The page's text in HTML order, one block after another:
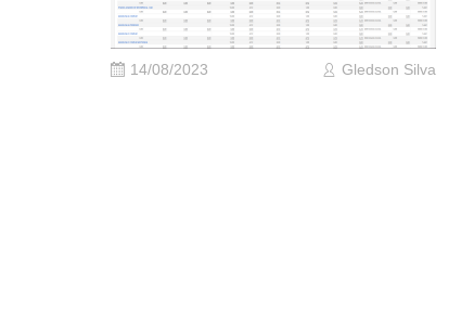
14/08/2023 Gledson Silva